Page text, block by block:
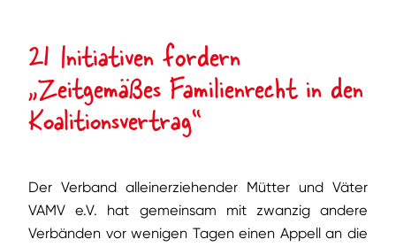
21 Initiativen fordern
„Zeitgemäßes Familienrecht in den
Koalitionsvertrag“
Der Verband alleinerziehender Mütter und Väter
VAMV e.V. hat gemeinsam mit zwanzig andere
Verbänden vor wenigen Tagen einen Appell an die